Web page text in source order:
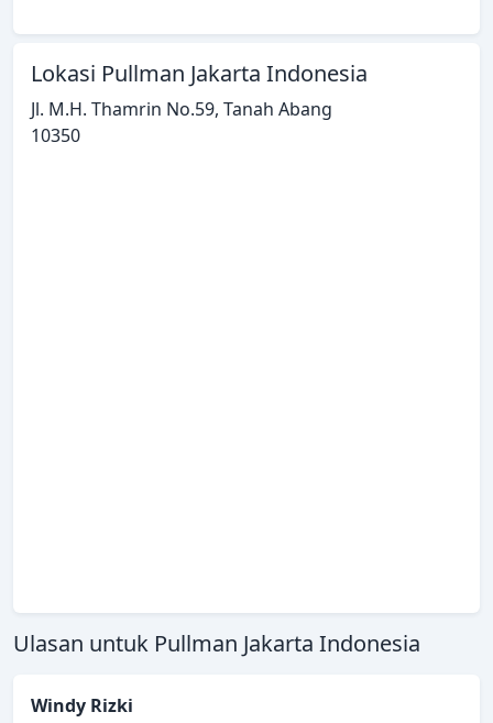
Lokasi Pullman Jakarta Indonesia
Jl. M.H. Thamrin No.59, Tanah Abang
10350
Ulasan untuk Pullman Jakarta Indonesia
Windy Rizki